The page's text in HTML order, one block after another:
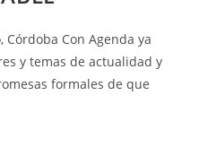
Córdoba Con Agenda ya
y temas de actualidad y
formales de que